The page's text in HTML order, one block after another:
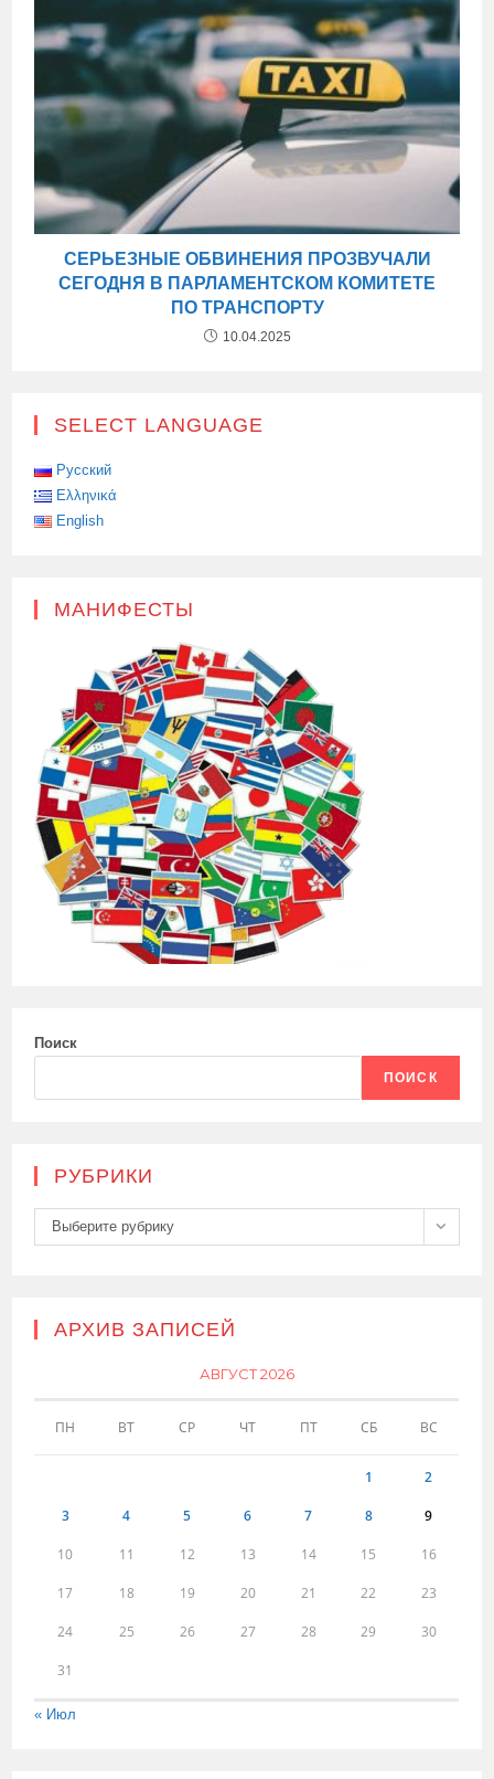
СЕРЬЕЗНЫЕ ОБВИНЕНИЯ ПРОЗВУЧАЛИ
СЕГОДНЯ В ПАРЛАМЕНТСКОМ КОМИТЕТЕ
ПО ТРАНСПОРТУ
10.04.2025
SELECT LANGUAGE
Русский
Ελληνικά
English
МАНИФЕСТЫ
Поиск
ПОИСК
РУБРИКИ
Рубрики
Выберите рубрику
АРХИВ ЗАПИСЕЙ
АВГУСТ 2026
ПН ВТ СР ЧТ ПТ СБ ВС
1 2
3 4 5 6 7 8 9
10 11 12 13 14 15 16
17 18 19 20 21 22 23
24 25 26 27 28 29 30
31
« Июл